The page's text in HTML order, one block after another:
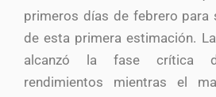
primeros días de febrero para
de esta primera estimación.
alcanzó la fase crítica
rendimientos mientras el